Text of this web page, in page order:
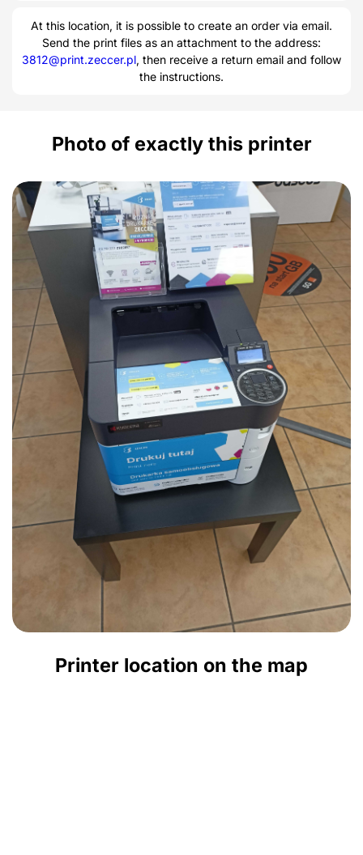
At this location, it is possible to create an order via email.
Send the print files as an attachment to the address:
3812@print.zeccer.pl, then receive a return email and follow
the instructions.
Photo of exactly this printer
Printer location on the map